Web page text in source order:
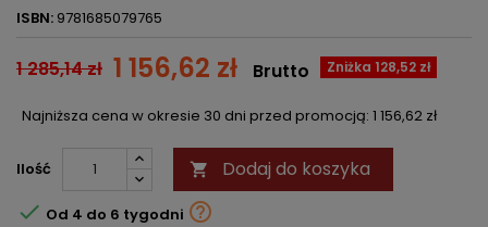
ISBN: 9781685079765
1 285,14 zł 1 156,62 zł Zniżka 128,52 zł
Brutto
Najniższa cena w okresie 30 dni przed promocją: 1 156,62 zł
Ilość  Dodaj do koszyka
 Od 4 do 6 tygodni 